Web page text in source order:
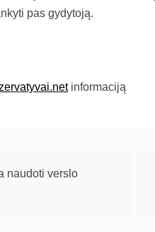
pas gydytoją.
informaciją
naudoti verslo